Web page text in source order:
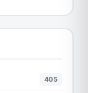
405